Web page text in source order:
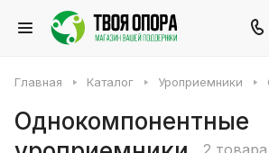
Главная Каталог Уроприемники
Однокомпонентные
2 товара